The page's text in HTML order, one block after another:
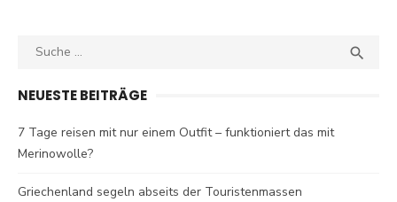
Search

NEUESTE BEITRÄGE
7 Tage reisen mit nur einem Outfit – funktioniert das mit
Merinowolle?
Griechenland segeln abseits der Touristenmassen